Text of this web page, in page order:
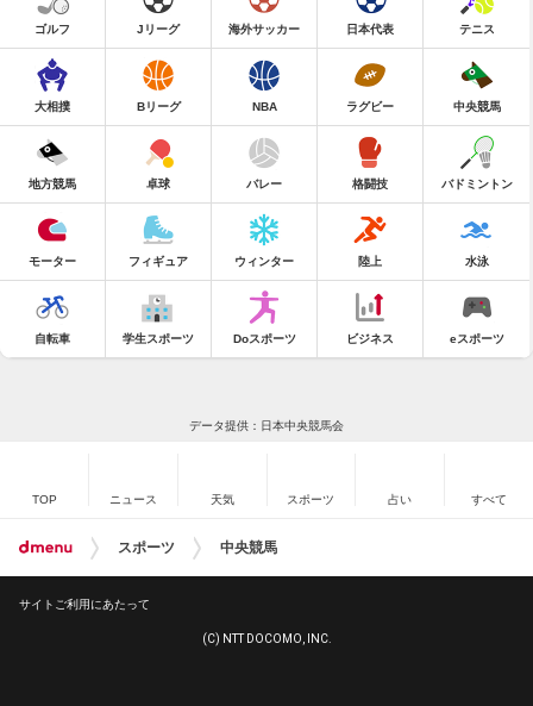
ゴルフ Jリーグ 海外サッカー 日本代表 テニス
大相撲 Bリーグ NBA ラグビー 中央競馬
地方競馬 卓球 バレー 格闘技 バドミントン
モーター フィギュア ウィンター 陸上 水泳
自転車 学生スポーツ Doスポーツ ビジネス eスポーツ
データ提供：日本中央競馬会
TOP ニュース 天気 スポーツ 占い すべて
スポーツ 中央競馬
サイトご利用にあたって
(C) NTT DOCOMO, INC.